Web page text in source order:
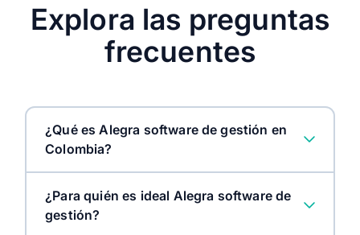
Explora las preguntas
frecuentes
¿Qué es Alegra software de gestión en
Colombia?
¿Para quién es ideal Alegra software de
gestión?